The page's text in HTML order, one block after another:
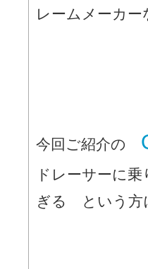
レームメーカー
今回ご紹介の
ドレーサーに
ぎる という方